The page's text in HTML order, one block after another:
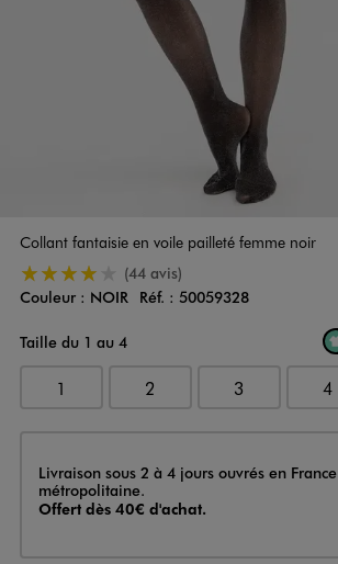
Collant fantaisie en voile pailleté femme noir
4/5 de moyenne(44 avis)
Couleur
Couleur : NOIR Réf. : 50059328
Taille du 1 au 4
1 2 3 4
Livraison
Livraison sous 2 à 4 jours ouvrés en France
métropolitaine.
Offert dès 40€ d'achat.